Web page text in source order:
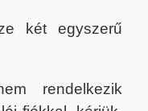
két egyszerű
rendelkezik